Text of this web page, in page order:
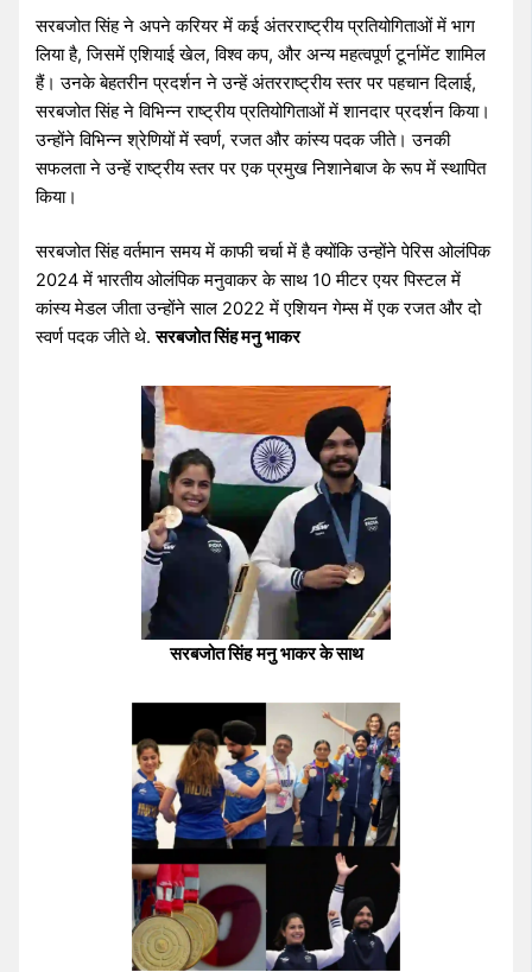
सरबजोत सिंह ने अपने करियर में कई अंतरराष्ट्रीय प्रतियोगिताओं में भाग
लिया है, जिसमें एशियाई खेल, विश्व कप, और अन्य महत्वपूर्ण टूर्नामेंट शामिल
हैं। उनके बेहतरीन प्रदर्शन ने उन्हें अंतरराष्ट्रीय स्तर पर पहचान दिलाई,
सरबजोत सिंह ने विभिन्न राष्ट्रीय प्रतियोगिताओं में शानदार प्रदर्शन किया।
उन्होंने विभिन्न श्रेणियों में स्वर्ण, रजत और कांस्य पदक जीते। उनकी
सफलता ने उन्हें राष्ट्रीय स्तर पर एक प्रमुख निशानेबाज के रूप में स्थापित
किया।
सरबजोत सिंह वर्तमान समय में काफी चर्चा में है क्योंकि उन्होंने पेरिस ओलंपिक
2024 में भारतीय ओलंपिक मनुवाकर के साथ 10 मीटर एयर पिस्टल में
कांस्य मेडल जीता उन्होंने साल 2022 में एशियन गेम्स में एक रजत और दो
स्वर्ण पदक जीते थे.सरबजोत सिंह मनु भाकर
सरबजोत सिंह मनु भाकर के साथ